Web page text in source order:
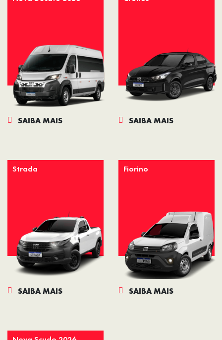
SAIBA MAIS SAIBA MAIS
Strada
SAIBA MAIS
Fiorino
SAIBA MAIS